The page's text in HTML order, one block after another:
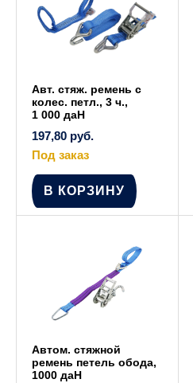
странице
товара.
Авт. стяж. ремень с
колес. петл., 3 ч.,
1 000 даН
197,80 руб.
Под заказ
В КОРЗИНУ
Автом. стяжной
ремень петель обода,
1000 даН